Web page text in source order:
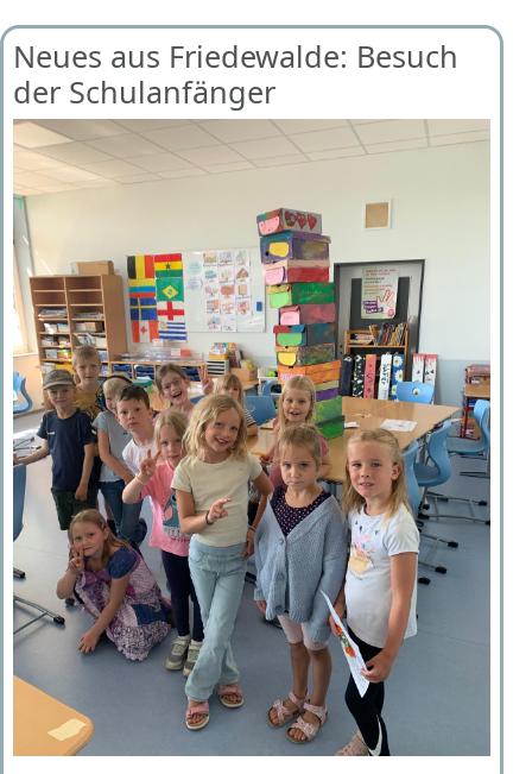
Neues aus Friedewalde: Besuch
der Schulanfänger